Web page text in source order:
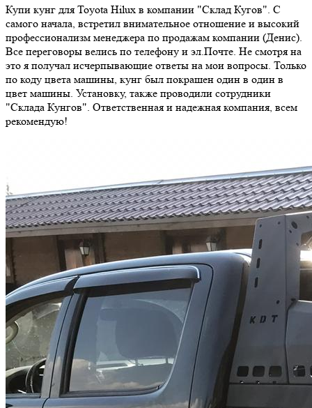
Купи кунг для Toyota Hilux в компании "Склад Кугов". С
самого начала, встретил внимательное отношение и высокий
профессионализм менеджера по продажам компании (Денис).
Все переговоры велись по телефону и эл.Почте. Не смотря на
это я получал исчерпывающие ответы на мои вопросы. Только
по коду цвета машины, кунг был покрашен один в один в
цвет машины. Установку, также проводили сотрудники
"Склада Кунгов". Ответственная и надежная компания, всем
рекомендую!